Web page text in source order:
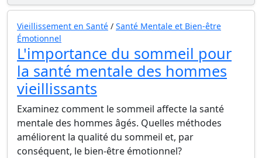
Vieillissement en Santé / Santé Mentale et Bien-être
Émotionnel
L'importance du sommeil pour
la santé mentale des hommes
vieillissants
Examinez comment le sommeil affecte la santé
mentale des hommes âgés. Quelles méthodes
améliorent la qualité du sommeil et, par
conséquent, le bien-être émotionnel?